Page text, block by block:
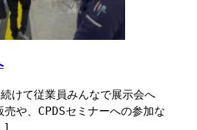
けて従業員みんなで展示会へ
や、CPDSセミナーへの参加な